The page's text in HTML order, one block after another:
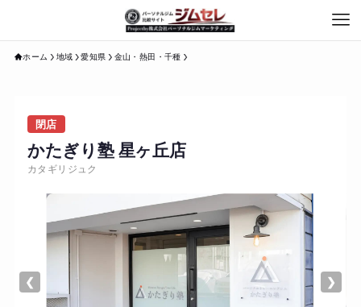
ホーム 地域 愛知県 金山・熱田・千種
閉店
かたぎり塾 星ヶ丘店
カタギリジュク
❮ ❯